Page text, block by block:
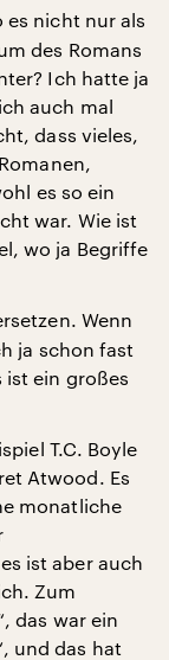
es nicht nur als
des Romans
Ich hatte ja
auch mal
dass vieles,
es so ein
war. Wie ist
wo ja Begriffe
Wenn
ja schon fast
ist ein großes
T.C. Boyle
Atwood. Es
monatliche
ist aber auch
Zum
das war ein
und das hat